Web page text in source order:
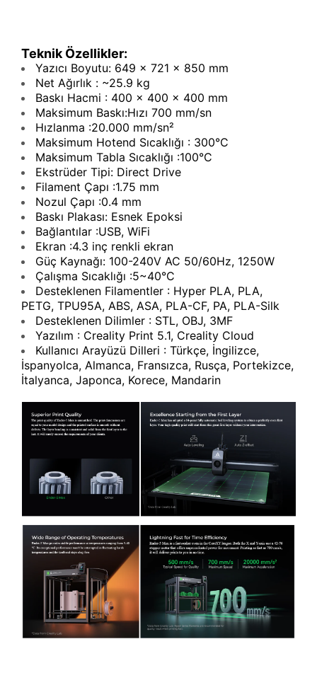
Teknik Özellikler:
Yazıcı Boyutu: 649 x 721 x 850 mm
Net Ağırlık : ~25.9 kg
Baskı Hacmi : 400 x 400 x 400 mm
Maksimum Baskı:Hızı 700 mm/sn
Hızlanma :20.000 mm/sn²
Maksimum Hotend Sıcaklığı : 300°C
Maksimum Tabla Sıcaklığı :100°C
Ekstrüder Tipi: Direct Drive
Filament Çapı :1.75 mm
Nozul Çapı :0.4 mm
Baskı Plakası: Esnek Epoksi
Bağlantılar :USB, WiFi
Ekran :4.3 inç renkli ekran
Güç Kaynağı: 100-240V AC 50/60Hz, 1250W
Çalışma Sıcaklığı :5~40°C
Desteklenen Filamentler : Hyper PLA, PLA,
PETG, TPU95A, ABS, ASA, PLA-CF, PA, PLA-Silk
Desteklenen Dilimler : STL, OBJ, 3MF
Yazılım : Creality Print 5.1, Creality Cloud
Kullanıcı Arayüzü Dilleri : Türkçe, İngilizce,
İspanyolca, Almanca, Fransızca, Rusça, Portekizce,
İtalyanca, Japonca, Korece, Mandarin